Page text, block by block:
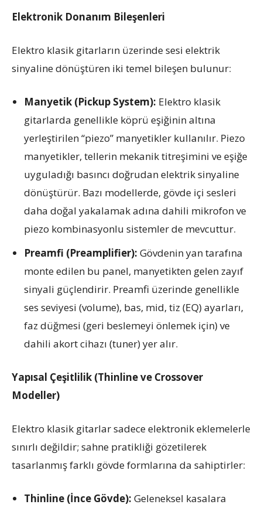
Elektronik Donanım Bileşenleri
Elektro klasik gitarların üzerinde sesi elektrik
sinyaline dönüştüren iki temel bileşen bulunur:
Manyetik (Pickup System): Elektro klasik
gitarlarda genellikle köprü eşiğinin altına
yerleştirilen “piezo” manyetikler kullanılır. Piezo
manyetikler, tellerin mekanik titreşimini ve eşiğe
uyguladığı basıncı doğrudan elektrik sinyaline
dönüştürür. Bazı modellerde, gövde içi sesleri
daha doğal yakalamak adına dahili mikrofon ve
piezo kombinasyonlu sistemler de mevcuttur.
Preamfi (Preamplifier): Gövdenin yan tarafına
monte edilen bu panel, manyetikten gelen zayıf
sinyali güçlendirir. Preamfi üzerinde genellikle
ses seviyesi (volume), bas, mid, tiz (EQ) ayarları,
faz düğmesi (geri beslemeyi önlemek için) ve
dahili akort cihazı (tuner) yer alır.
Yapısal Çeşitlilik (Thinline ve Crossover
Modeller)
Elektro klasik gitarlar sadece elektronik eklemelerle
sınırlı değildir; sahne pratikliği gözetilerek
tasarlanmış farklı gövde formlarına da sahiptirler:
Thinline (İnce Gövde): Geleneksel kasalara